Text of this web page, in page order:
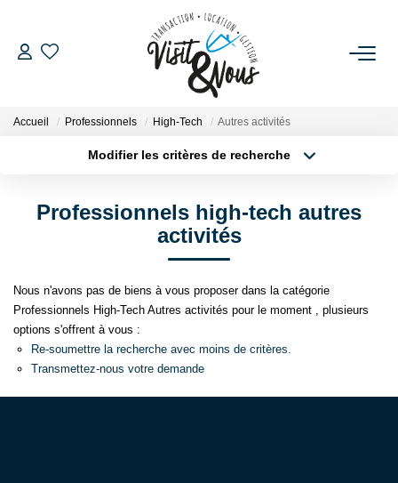
ACHETER
NOS AGENCES
NOS SERVICES
Accueil Professionnels High-Tech Autres activités
Modifier les critères de recherche
Professionnels high-tech autres
activités
Nous n'avons pas de biens à vous proposer dans la catégorie
Professionnels High-Tech Autres activités pour le moment , plusieurs
options s'offrent à vous :
Re-soumettre la recherche avec moins de critères.
Transmettez-nous votre demande